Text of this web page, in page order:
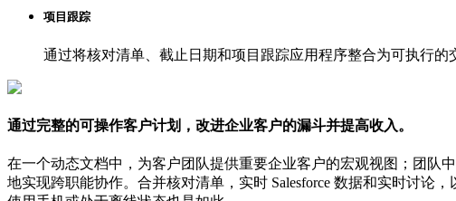
项目跟踪
通过将核对清单、截止日期和项目跟踪应用程序整合为可执行的
通过完整的可操作客户计划，改进企业客户的漏斗并提高收入。
在一个动态文档中，为客户团队提供重要企业客户的宏观视图；团队
地实现跨职能协作。合并核对清单，实时 Salesforce 数据和实时讨论